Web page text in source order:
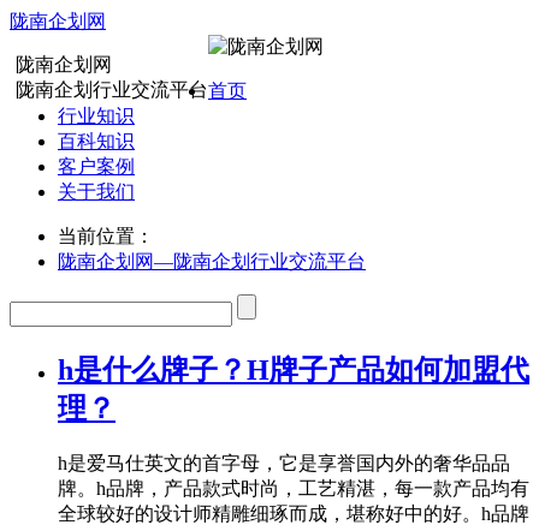
陇南企划网
陇南企划网
陇南企划行业交流平台首页
行业知识
百科知识
客户案例
关于我们
当前位置：
陇南企划网—陇南企划行业交流平台
h是什么牌子？H牌子产品如何加盟代
理？
h是爱马仕英文的首字母，它是享誉国内外的奢华品品
牌。h品牌，产品款式时尚，工艺精湛，每一款产品均有
全球较好的设计师精雕细琢而成，堪称好中的好。h品牌